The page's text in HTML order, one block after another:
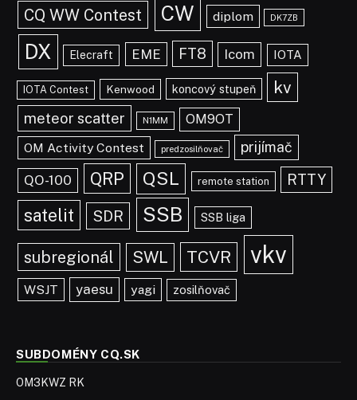
CQ WW Contest CW diplom DK7ZB
DX Elecraft EME FT8 Icom IOTA
IOTA Contest Kenwood koncový stupeň kv
meteor scatter N1MM
OM9OT
OM Activity Contest
predzosilňovač prijímač
QO-100 QRP QSL remote station RTTY
satelit SDR SSB SSB liga
subregionál SWL TCVR vkv
WSJT yaesu yagi zosilňovač
SUBDOMÉNY CQ.SK
OM3KWZ RK